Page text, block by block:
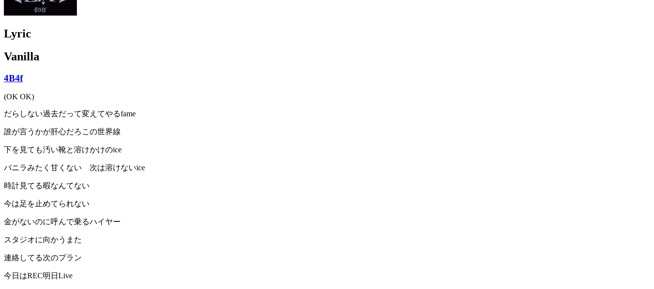
Lyric
Vanilla
4B4f
(OK OK)
だらしない過去だって変えてやるfame
誰が言うかが肝心だろこの世界線
下を見ても汚い靴と溶けかけのice
バニラみたく甘くない 次は溶けないice
時計見てる暇なんてない
今は足を止めてられない
金がないのに呼んで乗るハイヤー
スタジオに向かうまた
連絡してる次のプラン
今日はREC明日Live